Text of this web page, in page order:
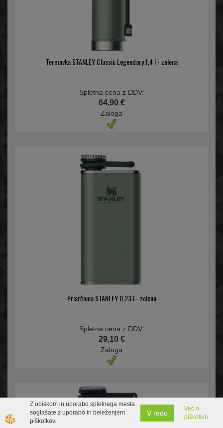
Termovka STANLEY Classic Legendary 1,4 l - zelena
Spletna cena z DDV:
64,90 €
Zaloga
Prisrčnica STANLEY 0,23 l - zelena
Spletna cena z DDV:
29,10 €
Zaloga
Z obiskom in uporabo spletnega mesta
soglašate z uporabo in beleženjem
piškotkov.
V redu
Več o
piškotkih